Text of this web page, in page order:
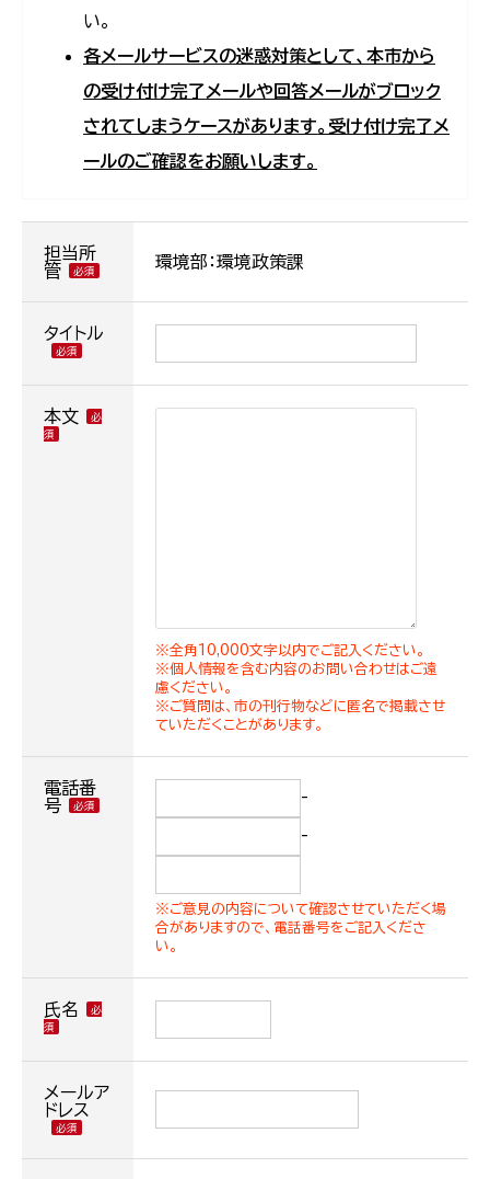
い。
各メールサービスの迷惑対策として、本市から
の受け付け完了メールや回答メールがブロック
されてしまうケースがあります。受け付け完了メ
ールのご確認をお願いします。
担当所
管
環境部：環境政策課
タイトル
本文
※全角10,000文字以内でご記入ください。
※個人情報を含む内容のお問い合わせはご遠
慮ください。
※ご質問は、市の刊行物などに匿名で掲載させ
ていただくことがあります。
電話番
号
-
-
※ご意見の内容について確認させていただく場
合がありますので、電話番号をご記入くださ
い。
氏名
メールア
ドレス